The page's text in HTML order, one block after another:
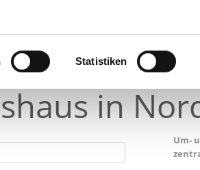
Statistiken
Kontakt
in
Um-